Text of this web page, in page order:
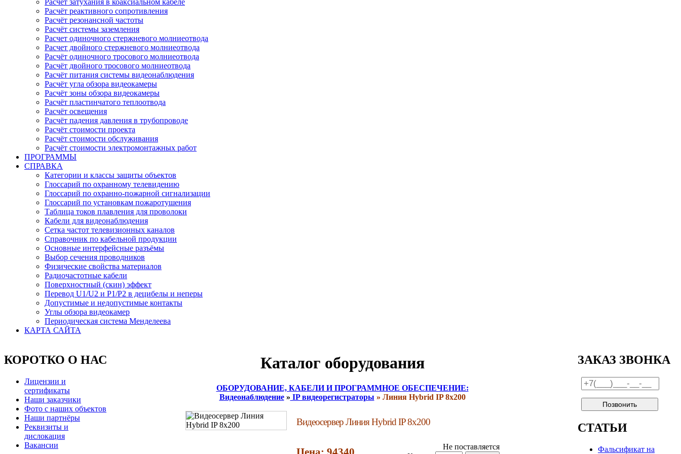
Расчёт затухания в коаксиальном кабеле
Расчёт реактивного сопротивления
Расчёт резонансной частоты
Расчёт системы заземления
Расчет одиночного стержневого молниеотвода
Расчет двойного стержневого молниеотвода
Расчёт одиночного тросового молниеотвода
Расчёт двойного тросового молниеотвода
Расчёт питания системы видеонаблюдения
Расчёт угла обзора видеокамеры
Расчёт зоны обзора видеокамеры
Расчёт пластинчатого теплоотвода
Расчёт освещения
Расчёт падения давления в трубопроводе
Расчёт стоимости проекта
Расчёт стоимости обслуживания
Расчёт стоимости электромонтажных работ
ПРОГРАММЫ
СПРАВКА
Категории и классы защиты объектов
Глоссарий по охранному телевидению
Глоссарий по охранно-пожарной сигнализации
Глоссарий по установкам пожаротушения
Таблица токов плавления для проволоки
Кабели для видеонаблюдения
Сетка частот телевизионных каналов
Справочник по кабельной продукции
Основные интерфейсные разъёмы
Выбор сечения проводников
Физические свойства материалов
Радиочастотные кабели
Поверхностный (скин) эффект
Перевод U1/U2 и P1/P2 в децибелы и неперы
Допустимые и недопустимые контакты
Углы обзора видеокамер
Периодическая система Менделеева
КАРТА САЙТА
КОРОТКО О НАС
Лицензии и
сертификаты
Наши заказчики
Фото с наших объектов
Наши партнёры
Реквизиты и
дислокация
Вакансии
Каталог оборудования
ОБОРУДОВАНИЕ, КАБЕЛИ И ПРОГРАММНОЕ ОБЕСПЕЧЕНИЕ:
Видеонаблюдение» IP видеорегистраторы » Линия Hybrid IP 8x200
Видеосервер Линия Hybrid IP 8x200
Не поставляется
ЗАКАЗ ЗВОНКА
СТАТЬИ
Фальсификат на